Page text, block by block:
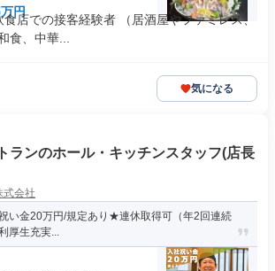
円
店での接客経験者 （居酒屋やファミレス、
食、中華...
気になる
ランのホール・キッチンスタッフ(店長
式会社
い金20万円/規定あり★連休取得可（年2回連続
厚生充実...